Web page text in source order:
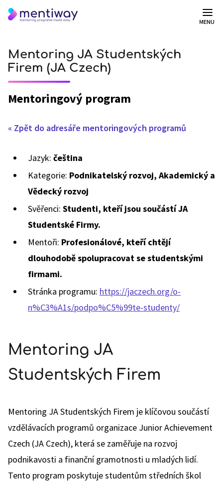
MENU
Mentoring JA Studentských
Firem (JA Czech)
Mentoringový program
« Zpět do adresáře mentoringových programů
Jazyk: čeština
Kategorie: Podnikatelský rozvoj, Akademický a
Vědecký rozvoj
Svěřenci: Studenti, kteří jsou součástí JA
Studentské Firmy.
Mentoři: Profesionálové, kteří chtějí
dlouhodobě spolupracovat se studentskými
firmami.
Stránka programu: https://jaczech.org/o-
n%C3%A1s/podpo%C5%99te-studenty/
Mentoring JA
Studentských Firem
Mentoring JA Studentských Firem je klíčovou součástí
vzdělávacích programů organizace Junior Achievement
Czech (JA Czech), která se zaměřuje na rozvoj
podnikavosti a finanční gramotnosti u mladých lidí.
Tento program poskytuje studentům středních škol